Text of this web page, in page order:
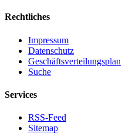
Rechtliches
Impressum
Datenschutz
Geschäftsverteilungsplan
Suche
Services
RSS-Feed
Sitemap